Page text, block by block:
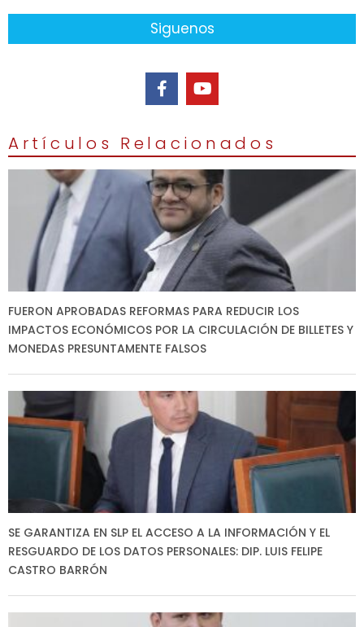
Siguenos
Artículos Relacionados
FUERON APROBADAS REFORMAS PARA REDUCIR LOS
IMPACTOS ECONÓMICOS POR LA CIRCULACIÓN DE BILLETES Y
MONEDAS PRESUNTAMENTE FALSOS
SE GARANTIZA EN SLP EL ACCESO A LA INFORMACIÓN Y EL
RESGUARDO DE LOS DATOS PERSONALES: DIP. LUIS FELIPE
CASTRO BARRÓN